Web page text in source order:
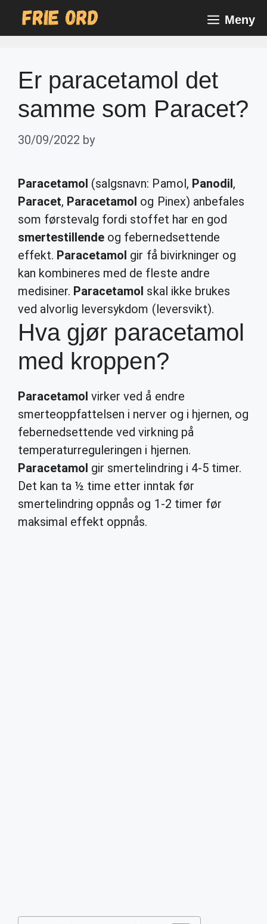
Meny
Er paracetamol det
samme som Paracet?
30/09/2022 by
Paracetamol (salgsnavn: Pamol, Panodil,
Paracet, Paracetamol og Pinex) anbefales
som førstevalg fordi stoffet har en god
smertestillende og febernedsettende
effekt. Paracetamol gir få bivirkninger og
kan kombineres med de fleste andre
medisiner. Paracetamol skal ikke brukes
ved alvorlig leversykdom (leversvikt).
Hva gjør paracetamol
med kroppen?
Paracetamol virker ved å endre
smerteoppfattelsen i nerver og i hjernen, og
febernedsettende ved virkning på
temperaturreguleringen i hjernen.
Paracetamol gir smertelindring i 4-5 timer.
Det kan ta ½ time etter inntak før
smertelindring oppnås og 1-2 timer før
maksimal effekt oppnås.